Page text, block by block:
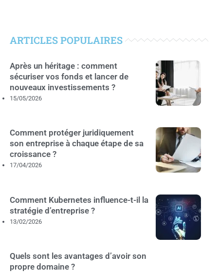
ARTICLES POPULAIRES
Après un héritage : comment
sécuriser vos fonds et lancer de
nouveaux investissements ?
15/05/2026
Comment protéger juridiquement
son entreprise à chaque étape de sa
croissance ?
17/04/2026
Comment Kubernetes influence-t-il la
stratégie d’entreprise ?
13/02/2026
Quels sont les avantages d’avoir son
propre domaine ?